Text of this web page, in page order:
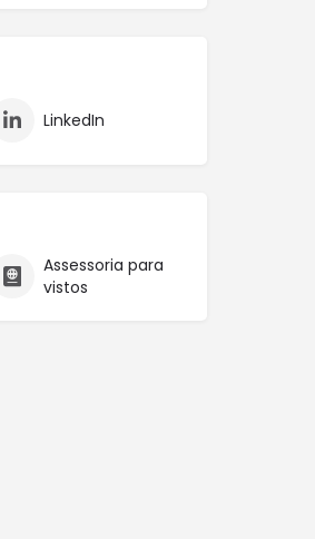
LinkedIn
Assessoria para
vistos